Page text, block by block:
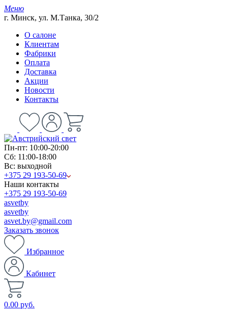
Меню
г. Минск, ул. М.Танка, 30/2
О салоне
Клиентам
Фабрики
Оплата
Доставка
Акции
Новости
Контакты
Пн-пт: 10:00-20:00
Сб: 11:00-18:00
Вс: выходной
+375 29 193-50-69
Наши контакты
+375 29 193-50-69
asvetby
asvetby
asvet.by@gmail.com
Заказать звонок
Избранное
Кабинет
0.00 руб.